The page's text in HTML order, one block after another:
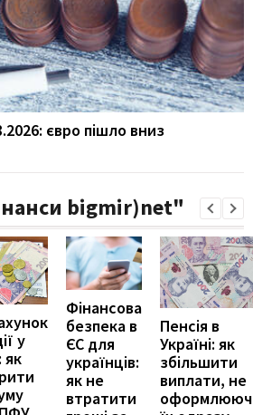
євро пішло вниз
bigmir)net"
у
як
Фінансова
безпека в
ЄС для
українців:
як не
втратити
Пенсія в
Україні: як
збільшити
виплати, не